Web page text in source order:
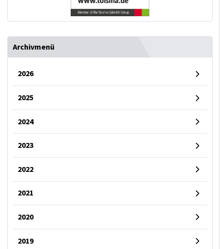
Archivmenü
2026
2025
2024
2023
2022
2021
2020
2019